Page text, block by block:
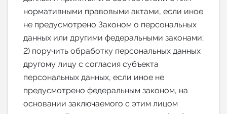
нормативными правовыми актами, если иное
не предусмотрено Законом о персональных
данных или другими федеральными законами;
2) поручить обработку персональных данных
другому лицу с согласия субъекта
персональных данных, если иное не
предусмотрено федеральным законом, на
основании заключаемого с этим лицом